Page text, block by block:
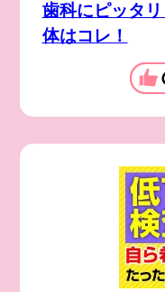
歯科にピッタ
体はコレ！